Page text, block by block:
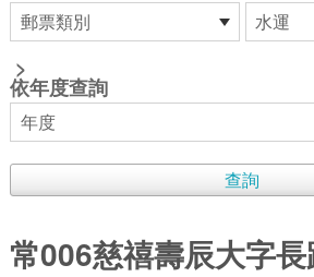
>
依年度查詢
常006慈禧壽辰大字